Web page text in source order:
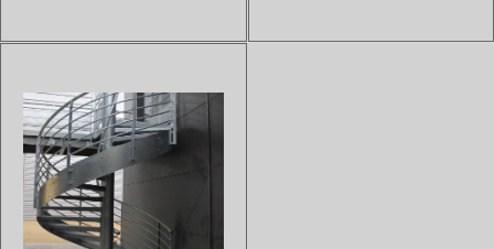
disponibles, pour pouvoir s'a...
ESCALIER SUSPENDU BOIS
CASSIOPEE
Minimaliste et léger, l'escalier
suspendu en bois CASSIOPEE
allie la noblesse du bois et la
Sur devis